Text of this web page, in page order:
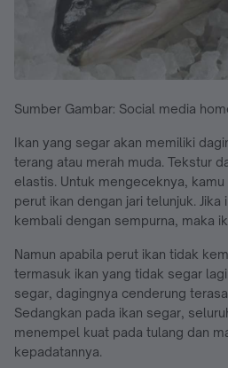
Sumber Gambar: Social media
Ikan yang segar akan memiliki
terang atau merah muda. Tekstur
elastis. Untuk mengeceknya,
perut ikan dengan jari telunjuk.
kembali dengan sempurna, maka
Namun apabila perut ikan tidak
termasuk ikan yang tidak segar
segar, dagingnya cenderung
Sedangkan pada ikan segar,
menempel kuat pada tulang dan
kepadatannya.